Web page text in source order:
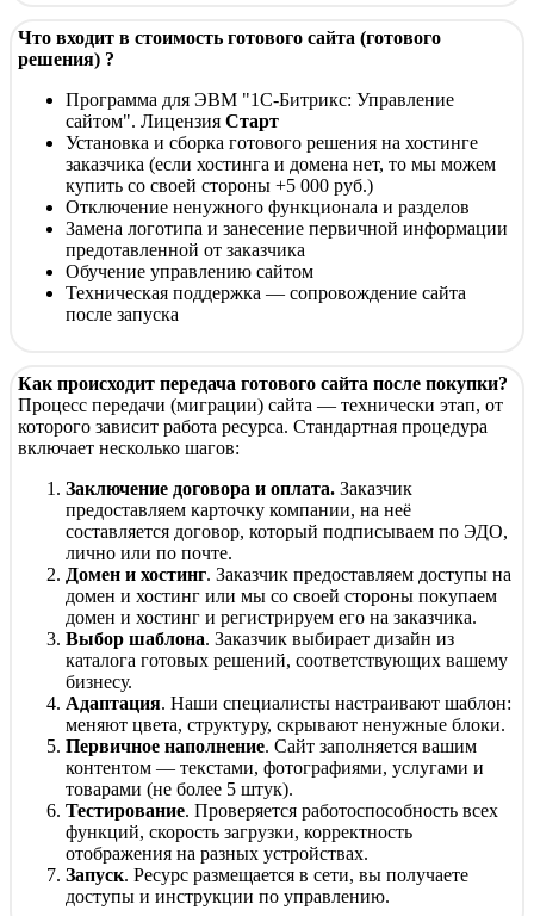
Что входит в стоимость готового сайта (готового
решения) ?
Программа для ЭВМ "1С-Битрикс: Управление
сайтом". Лицензия Старт
Установка и сборка готового решения на хостинге
заказчика (если хостинга и домена нет, то мы можем
купить со своей стороны +5 000 руб.)
Отключение ненужного функционала и разделов
Замена логотипа и занесение первичной информации
предотавленной от заказчика
Обучение управлению сайтом
Техническая поддержка — сопровождение сайта
после запуска
Как происходит передача готового сайта после покупки?
Процесс передачи (миграции) сайта — технически этап, от
которого зависит работа ресурса. Стандартная процедура
включает несколько шагов:
Заключение договора и оплата. Заказчик
предоставляем карточку компании, на неё
составляется договор, который подписываем по ЭДО,
лично или по почте.
Домен и хостинг. Заказчик предоставляем доступы на
домен и хостинг или мы со своей стороны покупаем
домен и хостинг и регистрируем его на заказчика.
Выбор шаблона. Заказчик выбирает дизайн из
каталога готовых решений, соответствующих вашему
бизнесу.
Адаптация. Наши специалисты настраивают шаблон:
меняют цвета, структуру, скрывают ненужные блоки.
Первичное наполнение. Сайт заполняется вашим
контентом — текстами, фотографиями, услугами и
товарами (не более 5 штук).
Тестирование. Проверяется работоспособность всех
функций, скорость загрузки, корректность
отображения на разных устройствах.
Запуск. Ресурс размещается в сети, вы получаете
доступы и инструкции по управлению.